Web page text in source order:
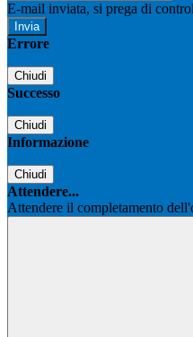
E-mail inviata, si prega di
Errore
Chiudi
Successo
Chiudi
Informazione
Chiudi
Attendere...
Attendere il completamento